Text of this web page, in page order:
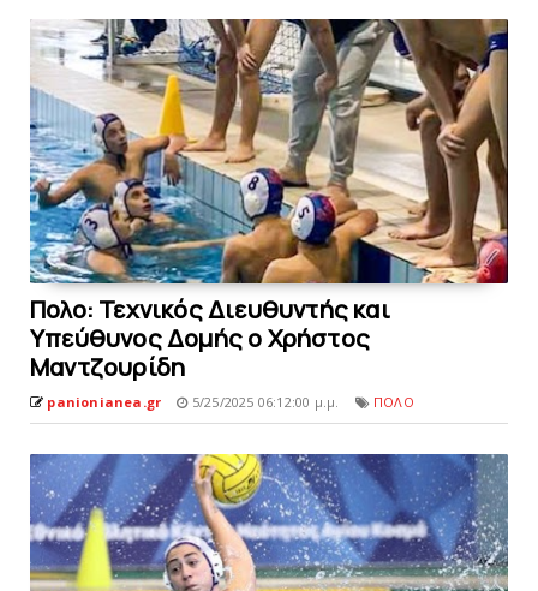
Πολο: Τεχνικός Διευθυντής και
Υπεύθυνος Δομής ο Χρήστος
Mαντζουρίδη
panionianea.gr 5/25/2025 06:12:00 μ.μ. ΠΟΛΟ